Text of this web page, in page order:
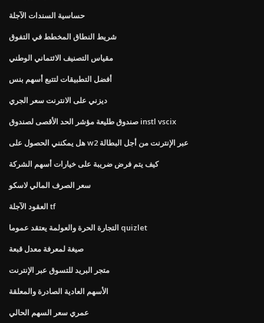
حساسية السندات الآجلة
شريط النطاق المخطط في التفوق
مقياس التصنيف الائتماني الوطني
أفضل التطبيقات لتتبع أسهم بنس
ديزني على الانترنت سعر الجري
صندوق طليعة مؤشر الحد الأقصى لصندوق instl vscix
هل يمكنني الحصول على w2 عبر الإنترنت من أجل البطالة
كيف يتم فرض ضريبة على خيارات أسهم الشركة
سعر الصرف المالي لاسكو
العقود الآجلة tf
التجارة الحرة والعولمة يعتقد عموما quizlet
صيغة لمعرفة معدل قبعة
متجر البريد للتسوق عبر الإنترنت
الأسهم العادية الصادرة والمعلقة
عمري سعر السهم الحالي